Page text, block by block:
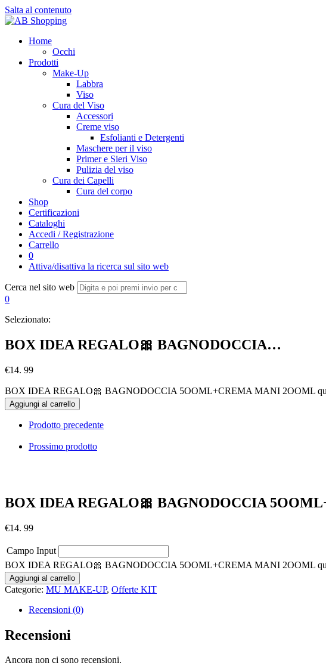
Salta al contenuto
Home
Occhi
Prodotti
Make-Up
Labbra
Viso
Cura del Viso
Accessori
Creme viso
Esfolianti e Detergenti
Maschere per il viso
Primer e Sieri Viso
Pulizia del viso
Cura dei Capelli
Cura del corpo
Shop
Certificazioni
Cataloghi
Accedi / Registrazione
Carrello
0
Attiva/disattiva la ricerca sul sito web
Cerca nel sito web
0
Selezionato:
BOX IDEA REGALO🎀 BAGNODOCCIA…
€14. 99
BOX IDEA REGALO🎀 BAGNODOCCIA 5OOML+CREMA MANI 2OOML
Aggiungi al carrello
Prodotto precedente
Prossimo prodotto
BOX IDEA REGALO🎀 BAGNODOCCIA
€14. 99
Campo Input
BOX IDEA REGALO🎀 BAGNODOCCIA 5OOML+CREMA MANI 2OOML
Aggiungi al carrello
Categorie: MU MAKE-UP, Offerte KIT
Recensioni (0)
Recensioni
Ancora non ci sono recensioni.